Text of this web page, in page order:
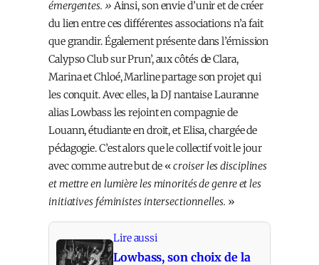
émergentes. » Ainsi, son envie d’unir et de créer
du lien entre ces différentes associations n’a fait
que grandir. Également présente dans l’émission
Calypso Club sur Prun’, aux côtés de Clara,
Marina et Chloé, Marline partage son projet qui
les conquit. Avec elles, la DJ nantaise Lauranne
alias Lowbass les rejoint en compagnie de
Louann, étudiante en droit, et Elisa, chargée de
pédagogie. C’est alors que le collectif voit le jour
avec comme autre but de «croiser les disciplines
et mettre en lumière les minorités de genre et les
initiatives féministes intersectionnelles. »
Lire aussi
Lowbass, son choix de la